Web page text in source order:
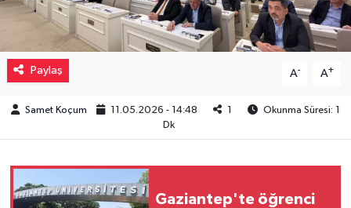
Paylaş A- A+
Samet Koçum 11.05.2026 - 14:48 1
Okunma Süresi: 1
Dk
Gaziantep'te öğrenci
Resmi İlanlar
Sağlık